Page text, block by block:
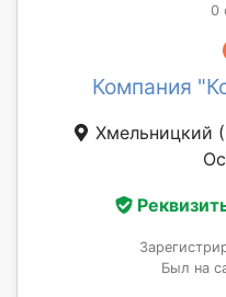
0
Компания
Хмельницкий
Был на